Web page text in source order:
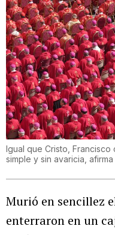
Igual que Cristo,
simple y sin avaricia, afirma
Murió en sencillez
enterraron en un